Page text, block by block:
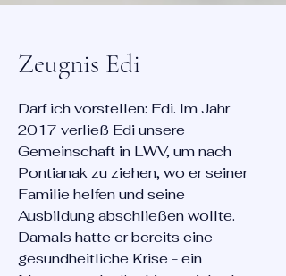
Zeugnis Edi
Darf ich vorstellen: Edi. Im Jahr
2017 verließ Edi unsere
Gemeinschaft in LWV, um nach
Pontianak zu ziehen, wo er seiner
Familie helfen und seine
Ausbildung abschließen wollte.
Damals hatte er bereits eine
gesundheitliche Krise - ein